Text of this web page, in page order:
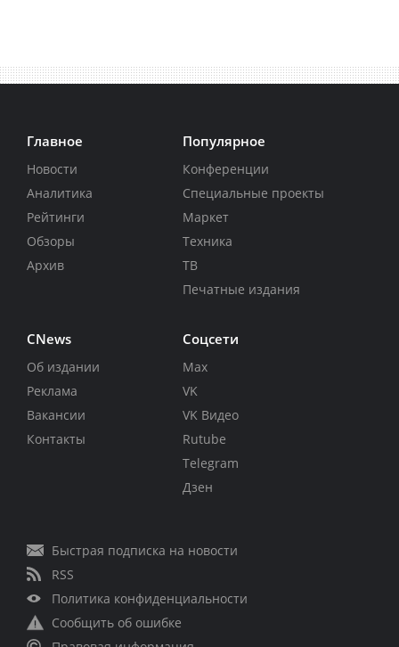
Главное
Новости
Аналитика
Рейтинги
Обзоры
Архив
Популярное
Конференции
Специальные проекты
Маркет
Техника
ТВ
Печатные издания
CNews
Об издании
Реклама
Вакансии
Контакты
Соцсети
Max
VK
VK Видео
Rutube
Telegram
Дзен
Быстрая подписка на новости
RSS
Политика конфиденциальности
Сообщить об ошибке